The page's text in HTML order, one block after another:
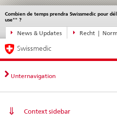
Direktnavigation
News,
Rechtsgrundlagen,
Kontakt
News & Updates Recht |
Combien de temps prendra Swissmedic pour
use"" ?
Sprachwahl
Service
navigation
Hauptnavigation
Swissmedic
Unternavigation
Context sidebar